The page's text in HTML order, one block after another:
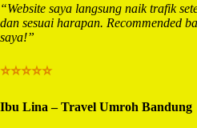
“Website saya langsung naik trafik
dan sesuai harapan. Recommended
saya!”
⭐⭐⭐⭐⭐
Ibu Lina – Travel Umroh Bandung